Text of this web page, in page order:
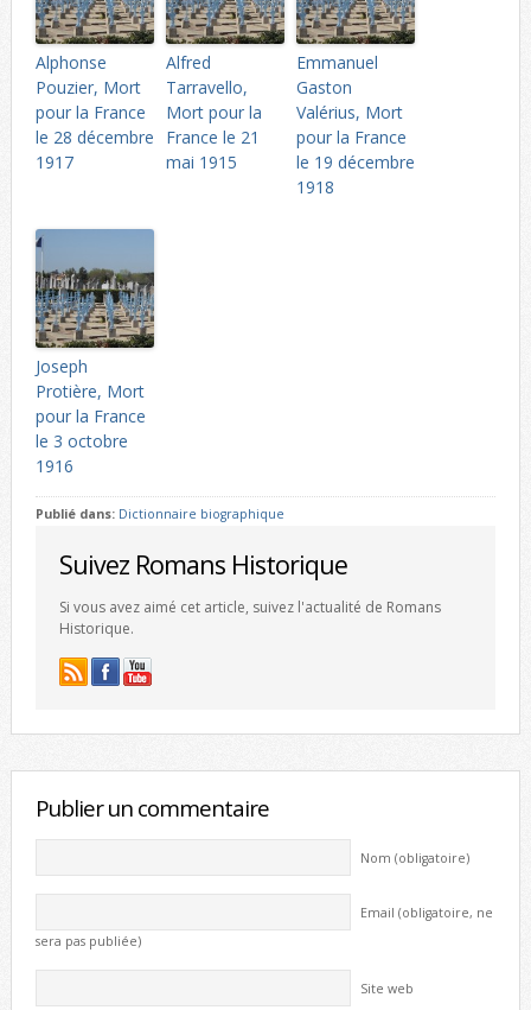
Alphonse
Pouzier, Mort
pour la France
le 28 décembre
1917
Alfred
Tarravello,
Mort pour la
France le 21
mai 1915
Emmanuel
Gaston
Valérius, Mort
pour la France
le 19 décembre
1918
Joseph
Protière, Mort
pour la France
le 3 octobre
1916
Publié dans: Dictionnaire biographique
Suivez Romans Historique
Si vous avez aimé cet article, suivez l'actualité de Romans
Historique.
Publier un commentaire
Nom (obligatoire)
Email (obligatoire, ne
sera pas publiée)
Site web